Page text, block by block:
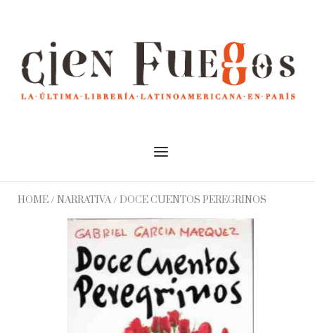
Menu
HOME/ NARRATIVA/ DOCE CUENTOS PEREGRINOS